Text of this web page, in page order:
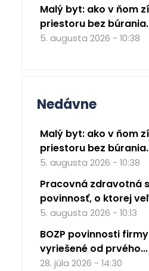
Malý byt: ako v ňom
priestoru bez
5. augusta 2026 - 10:38
Nedávne
Malý byt: ako v ňom
priestoru bez
5. augusta 2026 - 10:38
Pracovná zdravotná
povinnosť, o ktorej
5. augusta 2026 - 10:13
BOZP povinnosti
vyriešené od prvého...
28. júla 2026 - 14:30